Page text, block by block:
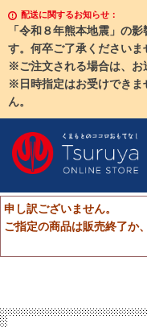
配送に関するお知らせ：
「令和８年熊本地震」の
す。何卒ご了承くださいま
※ご注文される場合は、お
※日時指定はお受けでき
ん。
申し訳ございません。
ご指定の商品は販売終了か